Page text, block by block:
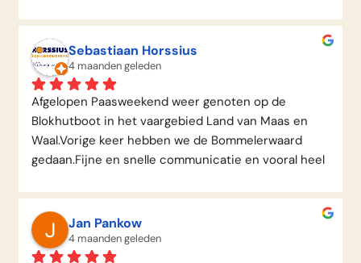
Het is maar waar je blij van wordt natuurlijk
haha.Hoe dan ook een aanrader.
Sebastiaan Horssius
4 maanden geleden
Afgelopen Paasweekend weer genoten op de
Blokhutboot in het vaargebied Land van Maas en
Waal.Vorige keer hebben we de Bommelerwaard
gedaan.Fijne en snelle communicatie en vooral heel
de boot zelf en over mooie plekjes om aan te
meren.Wij gaan zeker nog terugkomen om de
andere vaargebieden te ontdekken.Tot de volgende
keer!
Jan Pankow
4 maanden geleden